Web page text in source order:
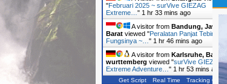
"Februari 2025 ~ surVive GIEZAG
Extreme… " 1 hr 33 mins ago
A visitor from Bandung, Jawa
Barat viewed "Peralatan Panjat Tebing dan
Fungsinya ~… " 1 hr 46 mins ago
A visitor from Karlsruhe, Baden-
wurttemberg viewed "surVive GIEZAG
Extreme Adventure… " 1 hr 53 mins ago
Get Script Real Time Tracking ON